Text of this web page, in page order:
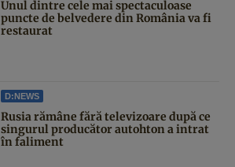
Unul dintre cele mai spectaculoase
puncte de belvedere din România va fi
restaurat
D:NEWS
Rusia rămâne fără televizoare după ce
singurul producător autohton a intrat
în faliment